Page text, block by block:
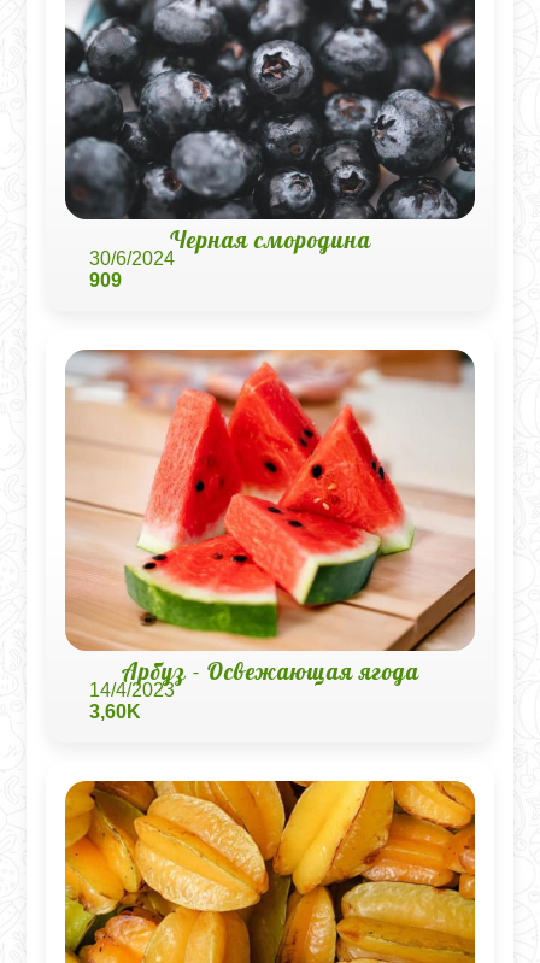
Черная смородина
30/6/2024
909
Арбуз - Освежающая ягода
14/4/2023
3,60K